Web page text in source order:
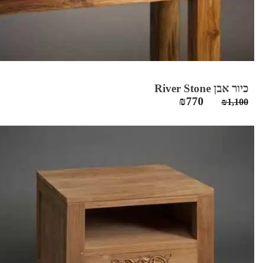
כיור אבן River Stone
₪1,100
המחיר
היה:
₪770
הוא: